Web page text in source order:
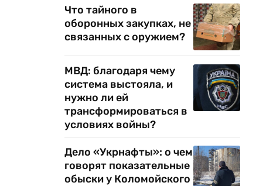
Что тайного в
оборонных закупках, не
связанных с оружием?
МВД: благодаря чему
система выстояла, и
нужно ли ей
трансформироваться в
условиях войны?
Дело «Укрнафты»: о чем
говорят показательные
обыски у Коломойского